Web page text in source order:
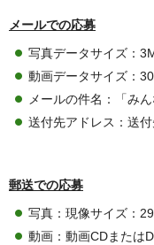
メールでの応募
写真データサイズ：
動画データサイズ：
メールの件名：「み
送付先アドレス：送
郵送での応募
写真：現像サイズ：
動画：動画CDまたは